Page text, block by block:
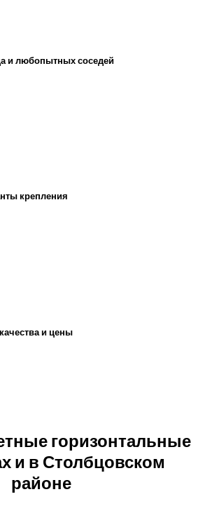
и любопытных соседей
крепления
и цены
горизонтальные
и в Столбцовском
районе